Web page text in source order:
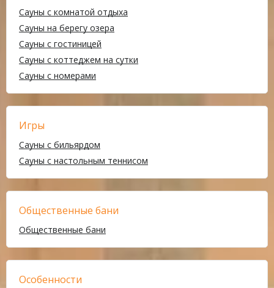
Сауны с комнатой отдыха
Сауны на берегу озера
Сауны с гостиницей
Сауны с коттеджем на сутки
Сауны с номерами
Игры
Сауны с бильярдом
Сауны с настольным теннисом
Общественные бани
Общественные бани
Особенности